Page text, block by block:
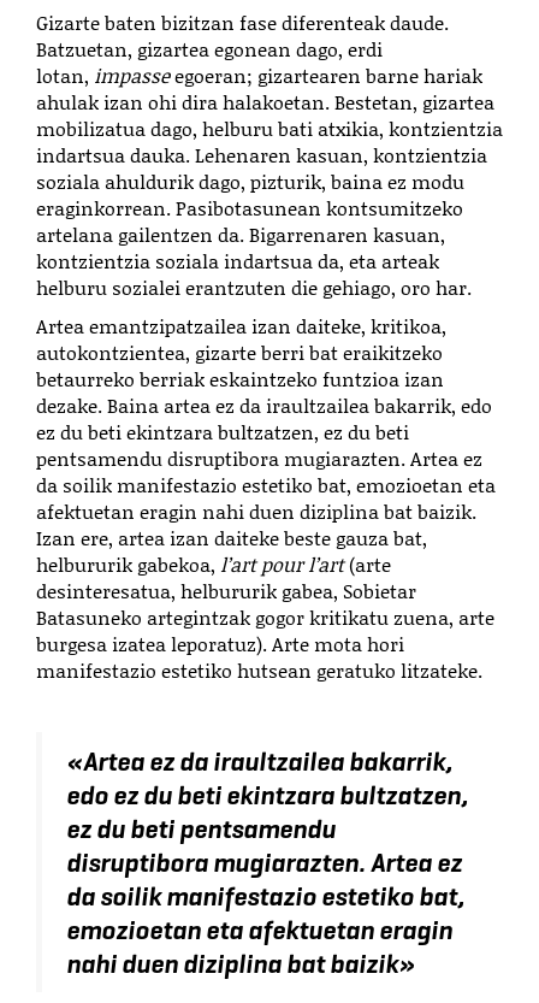
Gizarte baten bizitzan fase diferenteak daude.
Batzuetan, gizartea egonean dago, erdi
lotan, impasseegoeran; gizartearen barne hariak
ahulak izan ohi dira halakoetan. Bestetan, gizartea
mobilizatua dago, helburu bati atxikia, kontzientzia
indartsua dauka. Lehenaren kasuan, kontzientzia
soziala ahuldurik dago, pizturik, baina ez modu
eraginkorrean. Pasibotasunean kontsumitzeko
artelana gailentzen da. Bigarrenaren kasuan,
kontzientzia soziala indartsua da, eta arteak
helburu sozialei erantzuten die gehiago, oro har.
Artea emantzipatzailea izan daiteke, kritikoa,
autokontzientea, gizarte berri bat eraikitzeko
betaurreko berriak eskaintzeko funtzioa izan
dezake. Baina artea ez da iraultzailea bakarrik, edo
ez du beti ekintzara bultzatzen, ez du beti
pentsamendu disruptibora mugiarazten. Artea ez
da soilik manifestazio estetiko bat, emozioetan eta
afektuetan eragin nahi duen diziplina bat baizik.
Izan ere, artea izan daiteke beste gauza bat,
helbururik gabekoa, l’art pour l’art(arte
desinteresatua, helbururik gabea, Sobietar
Batasuneko artegintzak gogor kritikatu zuena, arte
burgesa izatea leporatuz). Arte mota hori
manifestazio estetiko hutsean geratuko litzateke.
«Artea ez da iraultzailea bakarrik,
edo ez du beti ekintzara bultzatzen,
ez du beti pentsamendu
disruptibora mugiarazten. Artea ez
da soilik manifestazio estetiko bat,
emozioetan eta afektuetan eragin
nahi duen diziplina bat baizik»